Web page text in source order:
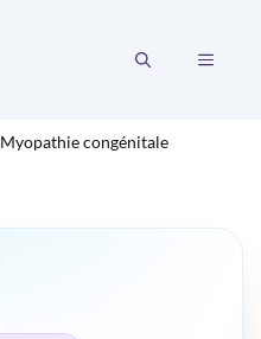
MENU
Myopathie congénitale